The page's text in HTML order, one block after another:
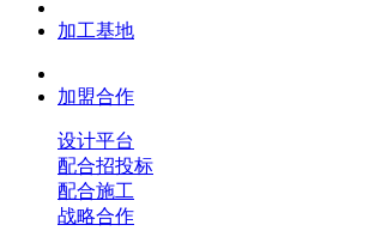
加工基地
加盟合作
设计平台
配合招投标
配合施工
战略合作